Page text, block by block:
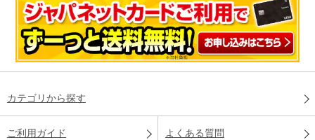
カテゴリから探す
ご利用ガイド よくある質問